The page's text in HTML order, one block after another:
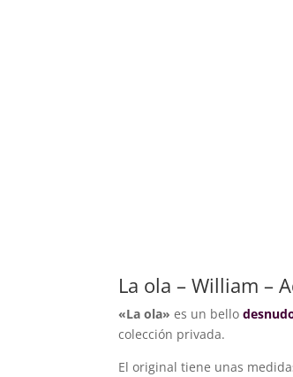
La ola – William –
«La ola» es un bello
colección privada.
El original tiene unas